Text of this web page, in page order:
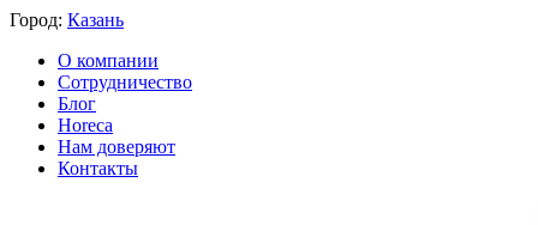
Город: Казань
О компании
Сотрудничество
Блог
Horeca
Нам доверяют
Контакты